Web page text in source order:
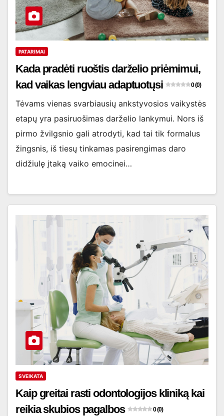
PATARIMAI
Kada pradėti ruoštis darželio priėmimui,
kad vaikas lengviau adaptuotųsi
0 (0)
Tėvams vienas svarbiausių ankstyvosios vaikystės
etapų yra pasiruošimas darželio lankymui. Nors iš
pirmo žvilgsnio gali atrodyti, kad tai tik formalus
žingsnis, iš tiesų tinkamas pasirengimas daro
didžiulę įtaką vaiko emocinei…
SVEIKATA
Kaip greitai rasti odontologijos kliniką kai
reikia skubios pagalbos
0 (0)